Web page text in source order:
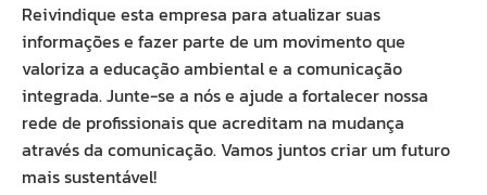
Reivindique esta empresa para atualizar suas
informações e fazer parte de um movimento que
valoriza a educação ambiental e a comunicação
integrada. Junte-se a nós e ajude a fortalecer nossa
rede de profissionais que acreditam na mudança
através da comunicação. Vamos juntos criar um futuro
mais sustentável!